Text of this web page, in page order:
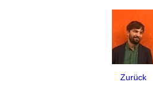
Zurück